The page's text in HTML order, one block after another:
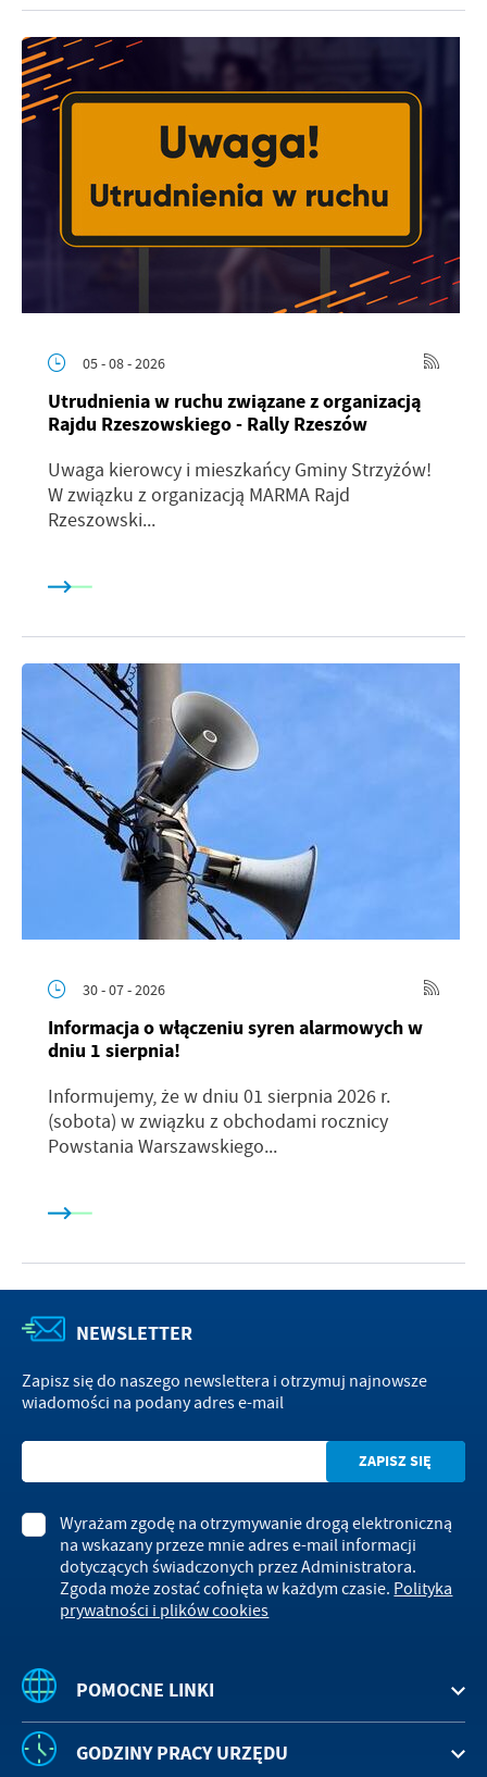
05 - 08 - 2026
Utrudnienia w ruchu związane z organizacją
Rajdu Rzeszowskiego - Rally Rzeszów
Uwaga kierowcy i mieszkańcy Gminy Strzyżów!
W związku z organizacją MARMA Rajd
Rzeszowski...
30 - 07 - 2026
Informacja o włączeniu syren alarmowych w
dniu 1 sierpnia!
Informujemy, że w dniu 01 sierpnia 2026 r.
(sobota) w związku z obchodami rocznicy
Powstania Warszawskiego...
POMOCNE LINKI
NEWSLETTER
Zapisz się do naszego newslettera i otrzymuj najnowsze
wiadomości na podany adres e-mail
Wyrażam zgodę na otrzymywanie drogą elektroniczną
na wskazany przeze mnie adres e-mail informacji
dotyczących świadczonych przez Administratora.
Zgoda może zostać cofnięta w każdym czasie. Polityka
prywatności i plików cookies
GODZINY PRACY URZĘDU